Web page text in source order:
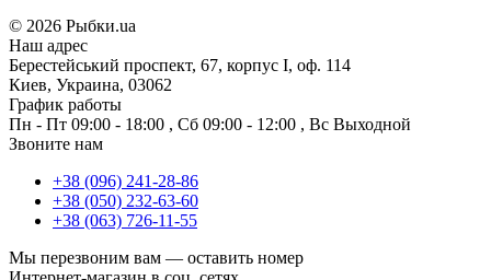
© 2026 Рыбки.ua
Наш адрес
Берестейський проспект, 67, корпус I, оф. 114
Киев, Украина, 03062
График работы
Пн - Пт 09:00 - 18:00 , Сб 09:00 - 12:00 , Вс Выходной
Звоните нам
+38 (096) 241-28-86
+38 (050) 232-63-60
+38 (063) 726-11-55
Мы перезвоним вам — оставить номер